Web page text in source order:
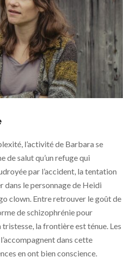
l’activité de Barbara se
de salut qu’un refuge qui
par l’accident, la tentation
dans le personnage de Heidi
clown. Entre retrouver le goût de
de schizophrénie pour
la frontière est ténue. Les
dans cette
en ont bien conscience.